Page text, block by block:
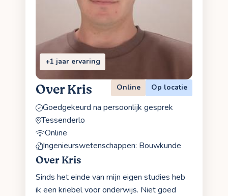
+1 jaar ervaring
Over Kris Online Op locatie
Goedgekeurd na persoonlijk gesprek
Tessenderlo
Online
Ingenieurswetenschappen: Bouwkunde
Over Kris
Sinds het einde van mijn eigen studies heb
ik een kriebel voor onderwijs. Niet goed